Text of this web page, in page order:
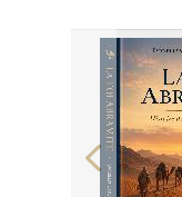
Previous